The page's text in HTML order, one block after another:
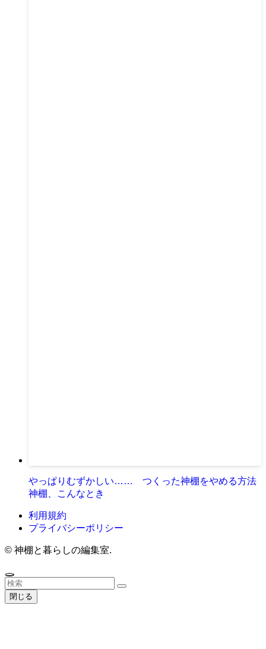
やっぱりむずかしい…… つくった神棚をやめる方法
神棚、こんなとき
利用規約
プライバシーポリシー
© 神棚と暮らしの編集室.
閉じる